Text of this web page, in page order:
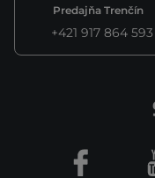
Predajňa Trenčín
+421 917 864 593
Facebook